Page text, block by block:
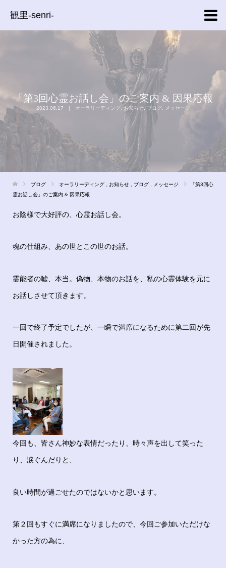
観里-senri-
「第3回心霊お話し会」のご案内 & 因果応報
2023.06.17 オーラリーディング,お知らせ, ブログ, メッセージ
ブログ オーラリーディング お知らせ ブログ メッセージ
「第3回心
霊お話し会」のご案内 & 因果応報
お陰様で大好評の、心霊お話し会。
魂の仕組み、あの世とこの世のお話。
霊能者の嘘、本当。偽物、本物のお話を、私の心霊体験を元に
お話しさせて頂きます。
一回で終了予定でしたが、一瞬で満席になるために第二回が先
日開催されました。
今回も、皆さん神妙な表情だったり、時々声を出して笑った
り、涙ぐんだりと、
良い時間が過ごせたのではないかと思います。
第２回もすぐに満席になりましたので、今回ご参加いただけな
かった方の為に、